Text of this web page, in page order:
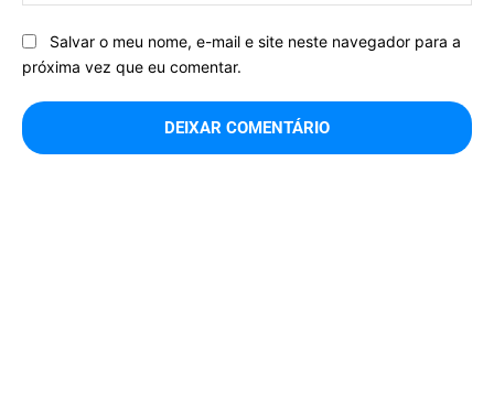
Salvar o meu nome, e-mail e site neste navegador para a
próxima vez que eu comentar.